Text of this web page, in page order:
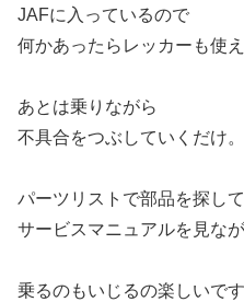
JAFに入っているので
何かあったらレッカーも使
あとは乗りながら
不具合をつぶしていくだけ。
パーツリストで部品を探して
サービスマニュアルを見な
乗るのもいじるの楽しいで